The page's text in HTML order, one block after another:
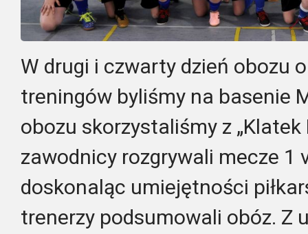
W drugi i czwarty dzień obozu
treningów byliśmy na basenie
obozu skorzystaliśmy z „Klatek
zawodnicy rozgrywali mecze 1
doskonaląc umiejętności
trenerzy podsumowali obóz. Z